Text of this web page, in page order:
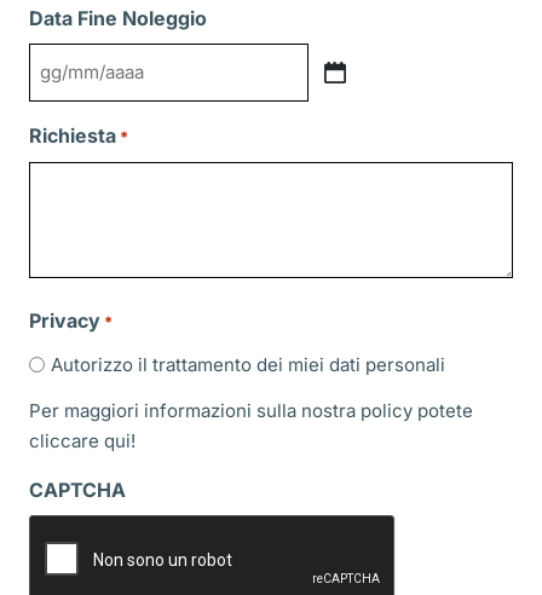
MM
slash
AAAA
Data Fine Noleggio
GG
MM
Richiesta *
Privacy *
Autorizzo il trattamento dei miei dati personali
Per maggiori informazioni sulla nostra policy potete
cliccare qui!
CAPTCHA